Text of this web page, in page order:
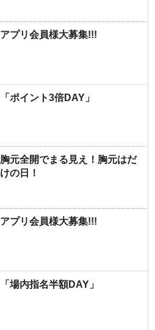
アプリ会員様大募集!!!
「ポイント3倍DAY」
胸元全開でまる見え！胸元はだ
けの日！
アプリ会員様大募集!!!
「場内指名半額DAY」